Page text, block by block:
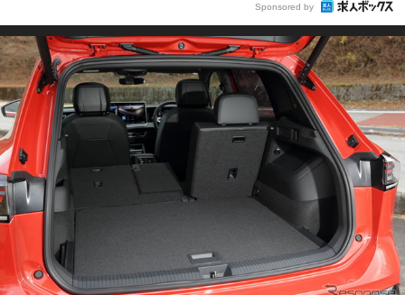
Sponsored by